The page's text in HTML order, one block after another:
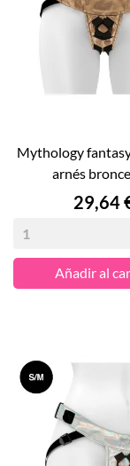
mythology fantasy harness -
arnés
Precio
29,64
Añadir al